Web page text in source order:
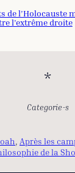
de l’Holocauste
l’extrême droite
*
Categorie-s
, Après les
de la